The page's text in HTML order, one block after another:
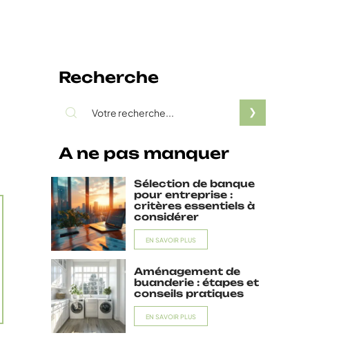
Recherche
A ne pas manquer
Sélection de banque
pour entreprise :
critères essentiels à
considérer
EN SAVOIR PLUS
Aménagement de
buanderie : étapes et
conseils pratiques
EN SAVOIR PLUS